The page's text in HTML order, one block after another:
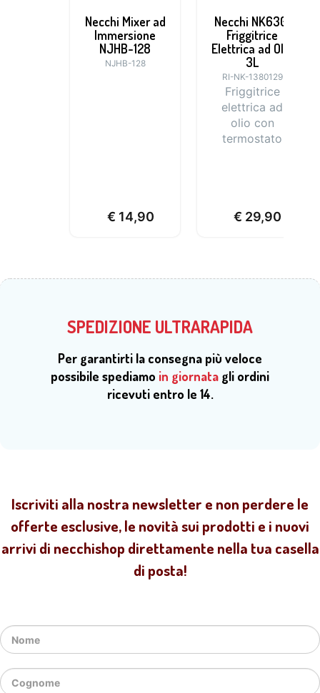
Necchi Mixer ad
Immersione
NJHB-128
NJHB-128
€ 14,90
Necchi NK6301
Friggitrice
Elettrica ad Olio
3L
RI-NK-1380129
Friggitrice
elettrica ad
olio con
termostato
controllo
€ 29,90
SPEDIZIONE ULTRARAPIDA
Per garantirti la consegna più veloce
possibile spediamo in giornata gli ordini
ricevuti entro le 14.
Iscriviti alla nostra newsletter e non perdere le
offerte esclusive, le novità sui prodotti e i nuovi
arrivi di necchishop direttamente nella tua casella
di posta!